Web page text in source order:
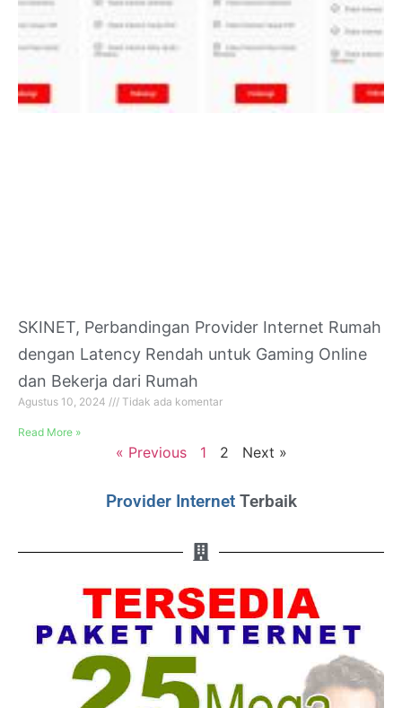
SKINET, Perbandingan Provider Internet Rumah
dengan Latency Rendah untuk Gaming Online
dan Bekerja dari Rumah
Agustus 10, 2024 Tidak ada komentar
Read More »
« Previous 1 2 Next »
Provider Internet Terbaik